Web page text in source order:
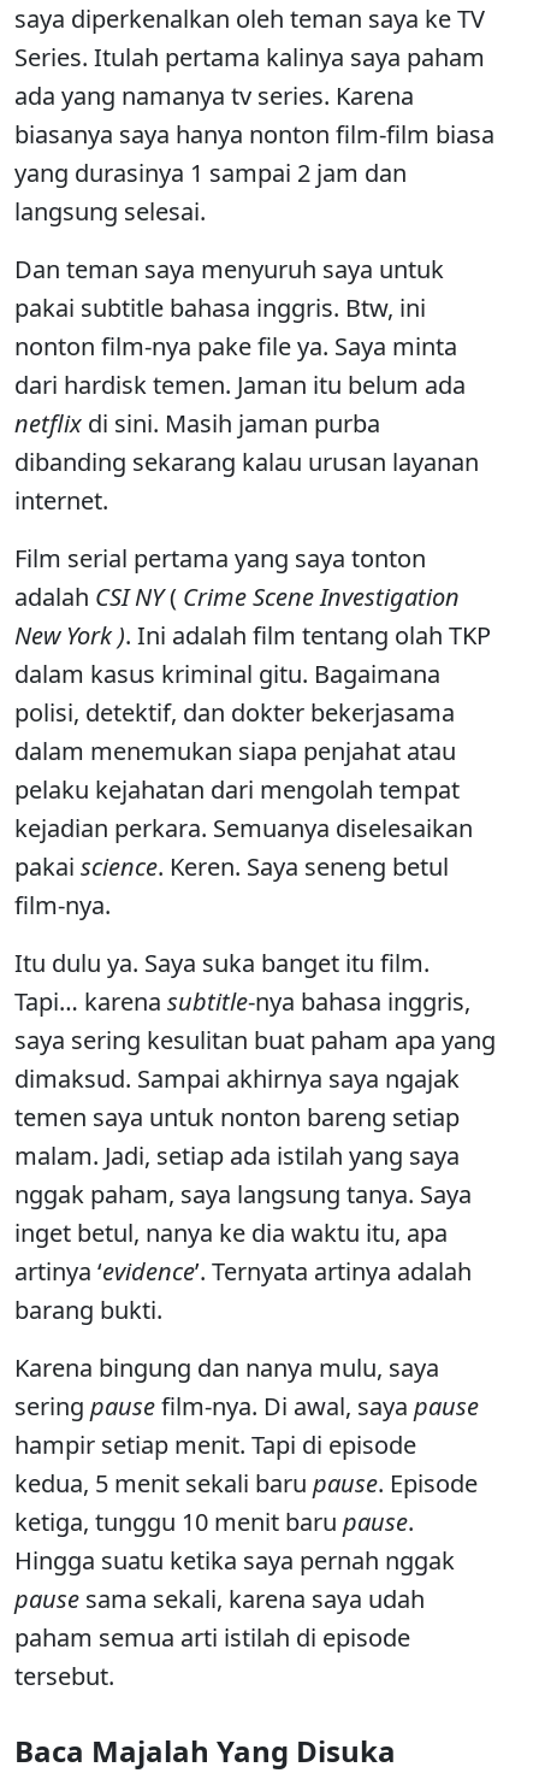
saya diperkenalkan oleh teman saya ke TV
Series. Itulah pertama kalinya saya paham
ada yang namanya tv series. Karena
biasanya saya hanya nonton film-film biasa
yang durasinya 1 sampai 2 jam dan
langsung selesai.
Dan teman saya menyuruh saya untuk
pakai subtitle bahasa inggris. Btw, ini
nonton film-nya pake file ya. Saya minta
dari hardisk temen. Jaman itu belum ada
netflix di sini. Masih jaman purba
dibanding sekarang kalau urusan layanan
internet.
Film serial pertama yang saya tonton
adalah CSI NY( Crime Scene Investigation
New York ). Ini adalah film tentang olah TKP
dalam kasus kriminal gitu. Bagaimana
polisi, detektif, dan dokter bekerjasama
dalam menemukan siapa penjahat atau
pelaku kejahatan dari mengolah tempat
kejadian perkara. Semuanya diselesaikan
pakai science. Keren. Saya seneng betul
film-nya.
Itu dulu ya. Saya suka banget itu film.
Tapi… karena subtitle-nya bahasa inggris,
saya sering kesulitan buat paham apa yang
dimaksud. Sampai akhirnya saya ngajak
temen saya untuk nonton bareng setiap
malam. Jadi, setiap ada istilah yang saya
nggak paham, saya langsung tanya. Saya
inget betul, nanya ke dia waktu itu, apa
artinya ‘evidence’. Ternyata artinya adalah
barang bukti.
Karena bingung dan nanya mulu, saya
sering pausefilm-nya. Di awal, saya pause
hampir setiap menit. Tapi di episode
kedua, 5 menit sekali baru pause. Episode
ketiga, tunggu 10 menit baru pause.
Hingga suatu ketika saya pernah nggak
pause sama sekali, karena saya udah
paham semua arti istilah di episode
tersebut.
Baca Majalah Yang Disuka